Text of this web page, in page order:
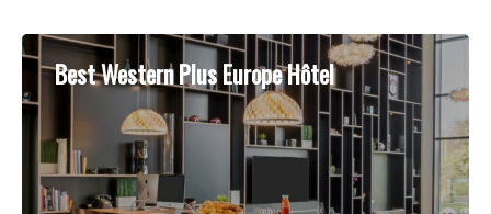
Best Western Plus Europe Hôtel